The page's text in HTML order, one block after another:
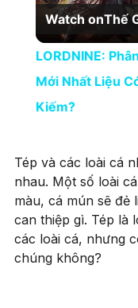
Watch onThế
LORDNINE:
Mới Nhất Liệu
Kiếm?
Tép và các loài cá
nhau. Một số loài
màu, cá mún sẽ đẻ
can thiệp gì. Tép là
các loài cá, nhưng
chúng không?